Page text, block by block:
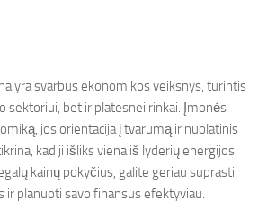
yra svarbus ekonomikos veiksnys, turintis
sektoriui, bet ir platesnei rinkai. Įmonės
jos orientacija į tvarumą ir nuolatinis
kad ji išliks viena iš lyderių energijos
kainų pokyčius, galite geriau suprasti
ir planuoti savo finansus efektyviau.